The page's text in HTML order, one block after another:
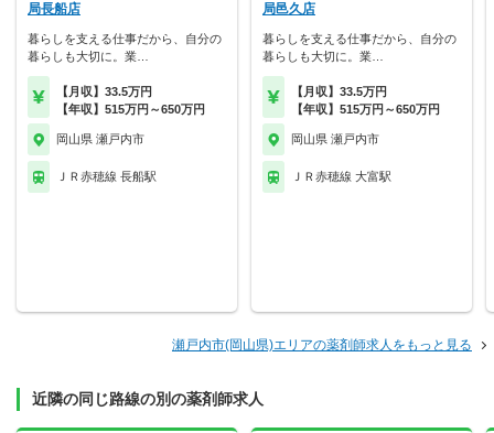
局長船店
暮らしを支える仕事だから、自分の
暮らしも大切に。業…
【月収】33.5万円
【年収】515万円～650万円
岡山県 瀬戸内市
ＪＲ赤穂線 長船駅
局邑久店
暮らしを支える仕事だから、自分の
暮らしも大切に。業…
【月収】33.5万円
【年収】515万円～650万円
岡山県 瀬戸内市
ＪＲ赤穂線 大富駅
瀬戸内市(岡山県)エリアの薬剤師求人をもっと見る
近隣の同じ路線の別の薬剤師求人